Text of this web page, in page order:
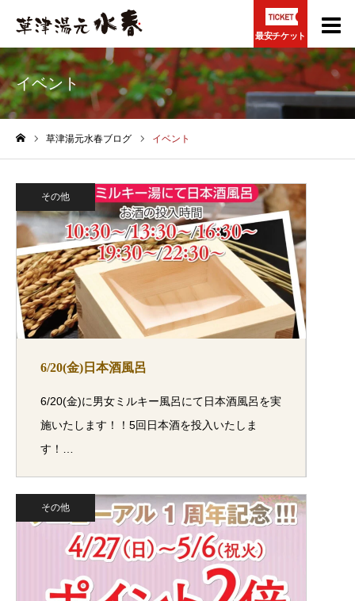
最安チケット
イベント
草津湯元水春ブログ イベント
その他
6/20(金)日本酒風呂
6/20(金)に男女ミルキー風呂にて日本酒風呂を実
施いたします！！5回日本酒を投入いたしま
す！…
その他